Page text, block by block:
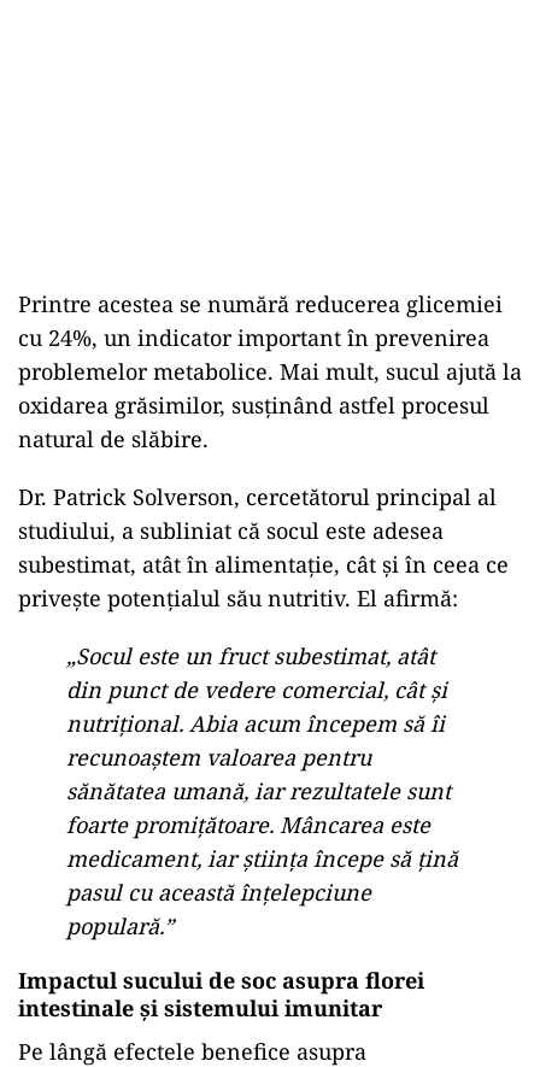
Printre acestea se numără reducerea glicemiei
cu 24%, un indicator important în prevenirea
problemelor metabolice. Mai mult, sucul ajută la
oxidarea grăsimilor, susținând astfel procesul
natural de slăbire.
Dr. Patrick Solverson, cercetătorul principal al
studiului, a subliniat că socul este adesea
subestimat, atât în alimentație, cât și în ceea ce
privește potențialul său nutritiv. El afirmă:
„Socul este un fruct subestimat, atât
din punct de vedere comercial, cât și
nutrițional. Abia acum începem să îi
recunoaștem valoarea pentru
sănătatea umană, iar rezultatele sunt
foarte promițătoare. Mâncarea este
medicament, iar știința începe să țină
pasul cu această înțelepciune
populară.”
Impactul sucului de soc asupra florei
intestinale și sistemului imunitar
Pe lângă efectele benefice asupra